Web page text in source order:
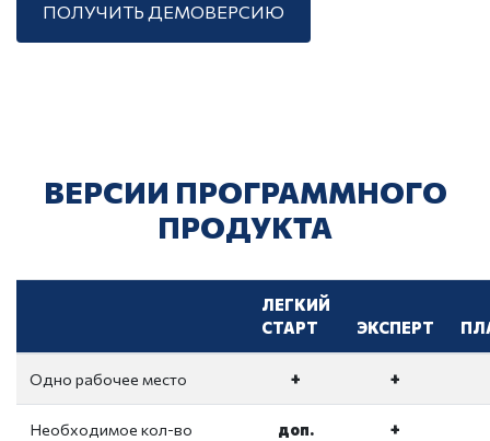
ПОЛУЧИТЬ ДЕМОВЕРСИЮ
ВЕРСИИ ПРОГРАММНОГО
ПРОДУКТА
ЛЕГКИЙ
СТАРТ
ЭКСПЕРТ
Одно рабочее место + +
Необходимое кол-во
доп.
+